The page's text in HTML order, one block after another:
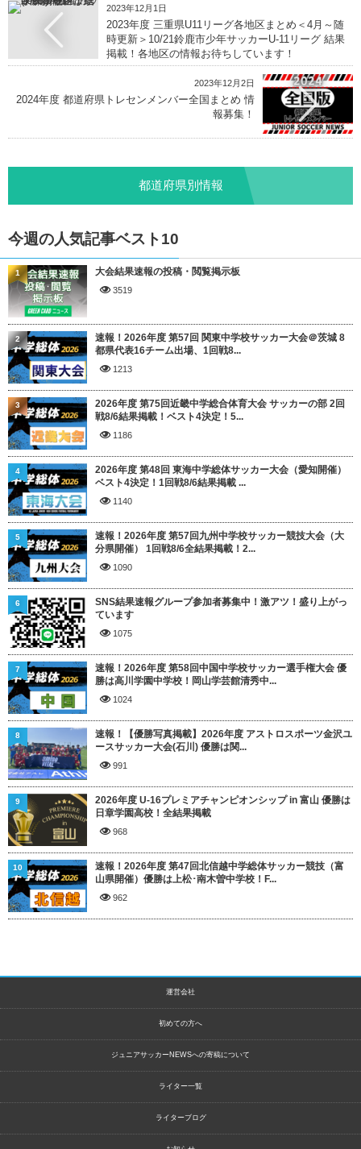
2023年12月1日
2023年度 三重県U11リーグ各地区まとめ＜4月～随
時更新＞10/21鈴鹿市少年サッカーU-11リーグ 結果
掲載！各地区の情報お待ちしています！
2023年12月2日
2024年度 都道府県トレセンメンバー全国まとめ 情
報募集！
都道府県別情報
今週の人気記事ベスト10
大会結果速報の投稿・閲覧掲示板
3519
1
速報！2026年度 第57回 関東中学校サッカー大会＠茨城 8
都県代表16チーム出場、1回戦8...
1213
2
2026年度 第75回近畿中学総合体育大会 サッカーの部 2回
戦8/6結果掲載！ベスト4決定！5...
1186
3
2026年度 第48回 東海中学総体サッカー大会（愛知開催）
ベスト4決定！1回戦8/6結果掲載 ...
1140
4
速報！2026年度 第57回九州中学校サッカー競技大会（大
分県開催） 1回戦8/6全結果掲載！2...
1090
5
SNS結果速報グループ参加者募集中！激アツ！盛り上がっ
ています
1075
6
速報！2026年度 第58回中国中学校サッカー選手権大会 優
勝は高川学園中学校！岡山学芸館清秀中...
1024
7
速報！【優勝写真掲載】2026年度 アストロスポーツ金沢ユ
ースサッカー大会(石川) 優勝は関...
991
8
2026年度 U-16プレミアチャンピオンシップ in 富山 優勝は
日章学園高校！全結果掲載
968
9
速報！2026年度 第47回北信越中学総体サッカー競技（富
山県開催）優勝は上松･南木曽中学校！F...
962
10
運営会社
初めての方へ
ジュニアサッカーNEWSへの寄稿について
ライター一覧
ライターブログ